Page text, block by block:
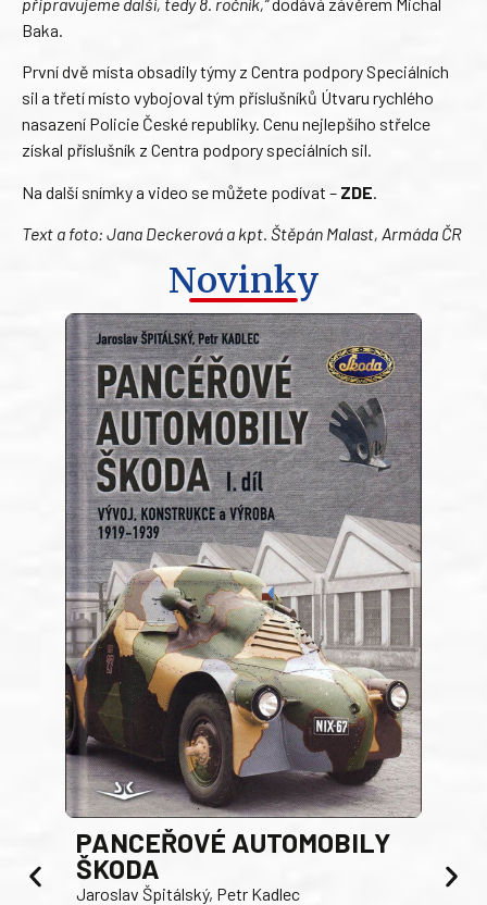
Baka.
První dvě místa obsadily týmy z Centra podpory Speciálních
sil a třetí místo vybojoval tým příslušníků Útvaru rychlého
nasazení Policie České republiky. Cenu nejlepšího střelce
získal příslušník z Centra podpory speciálních sil.
Na další snímky a video se můžete podívat – ZDE.
Text a foto: Jana Deckerová a kpt. Štěpán Malast, Armáda ČR
Novinky
PANCEŘOVÉ AUTOMOBILY
ŠKODA
Jaroslav Špitálský, Petr Kadlec